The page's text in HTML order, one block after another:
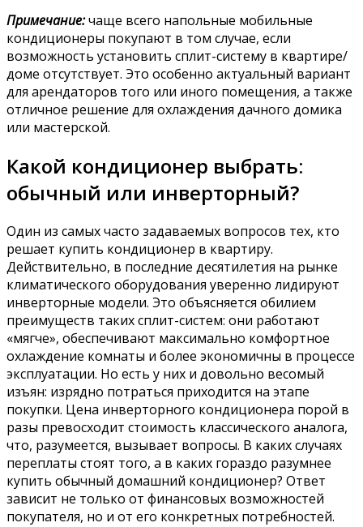
Примечание:чаще всего напольные мобильные
кондиционеры покупают в том случае, если
возможность установить сплит-систему в квартире/
доме отсутствует. Это особенно актуальный вариант
для арендаторов того или иного помещения, а также
отличное решение для охлаждения дачного домика
или мастерской.
Какой кондиционер выбрать:
обычный или инверторный?
Один из самых часто задаваемых вопросов тех, кто
решает купить кондиционер в квартиру.
Действительно, в последние десятилетия на рынке
климатического оборудования уверенно лидируют
инверторные модели. Это объясняется обилием
преимуществ таких сплит-систем: они работают
«мягче», обеспечивают максимально комфортное
охлаждение комнаты и более экономичны в процессе
эксплуатации. Но есть у них и довольно весомый
изъян: изрядно потраться приходится на этапе
покупки. Цена инверторного кондиционера порой в
разы превосходит стоимость классического аналога,
что, разумеется, вызывает вопросы. В каких случаях
переплаты стоят того, а в каких гораздо разумнее
купить обычный домашний кондиционер? Ответ
зависит не только от финансовых возможностей
покупателя, но и от его конкретных потребностей.